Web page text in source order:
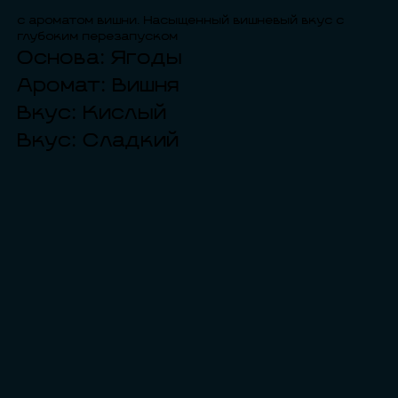
с ароматом вишни. Насыщенный вишневый вкус с
глубоким перезапуском
Основа: Ягоды
Аромат: Вишня
Вкус: Кислый
Вкус: Сладкий